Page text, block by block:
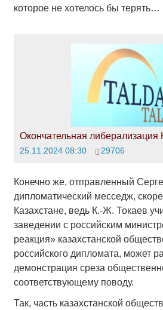
которое не хотелось бы терять…
Окончательная либерализация
25.11.2024 08:30 29706
Конечно же, отправленный
дипломатический месседж,
Казахстане, ведь К.-Ж. Токаев
заведении с российским
реакция» казахстанской
российского дипломата, может
демонстрация среза
соответствующему поводу.
Так, часть казахстанской